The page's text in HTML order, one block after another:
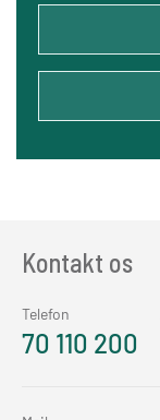
Kontakt os
Telefon
70 110 200